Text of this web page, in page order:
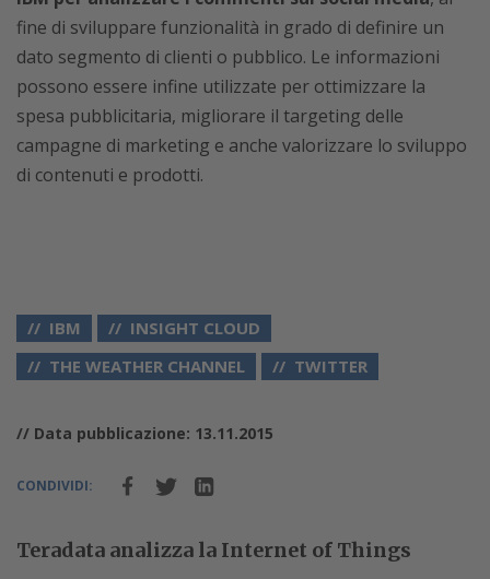
fine di sviluppare funzionalità in grado di definire un
dato segmento di clienti o pubblico. Le informazioni
possono essere infine utilizzate per ottimizzare la
spesa pubblicitaria, migliorare il targeting delle
campagne di marketing e anche valorizzare lo sviluppo
di contenuti e prodotti.
IBM
INSIGHT CLOUD
THE WEATHER CHANNEL
TWITTER
// Data pubblicazione: 13.11.2015
CONDIVIDI:
Teradata analizza la Internet of Things